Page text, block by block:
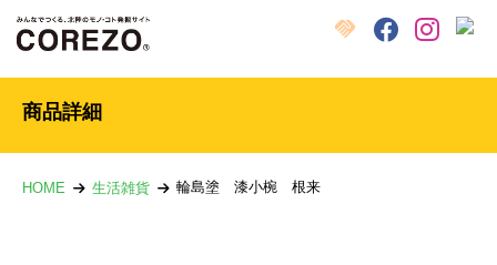
クラウドファンディング
FacebookInstagram
X
商品詳細
HOME 生活雑貨 輪島塗 漆小椀 根来